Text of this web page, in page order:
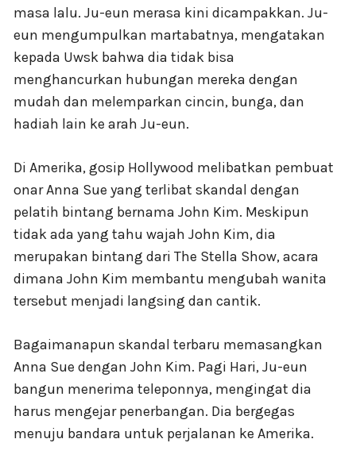
masa lalu. Ju-eun merasa kini dicampakkan. Ju-
eun mengumpulkan martabatnya, mengatakan
kepada Uwsk bahwa dia tidak bisa
menghancurkan hubungan mereka dengan
mudah dan melemparkan cincin, bunga, dan
hadiah lain ke arah Ju-eun.
Di Amerika, gosip Hollywood melibatkan pembuat
onar Anna Sue yang terlibat skandal dengan
pelatih bintang bernama John Kim. Meskipun
tidak ada yang tahu wajah John Kim, dia
merupakan bintang dari The Stella Show, acara
dimana John Kim membantu mengubah wanita
tersebut menjadi langsing dan cantik.
Bagaimanapun skandal terbaru memasangkan
Anna Sue dengan John Kim. Pagi Hari, Ju-eun
bangun menerima teleponnya, mengingat dia
harus mengejar penerbangan. Dia bergegas
menuju bandara untuk perjalanan ke Amerika.